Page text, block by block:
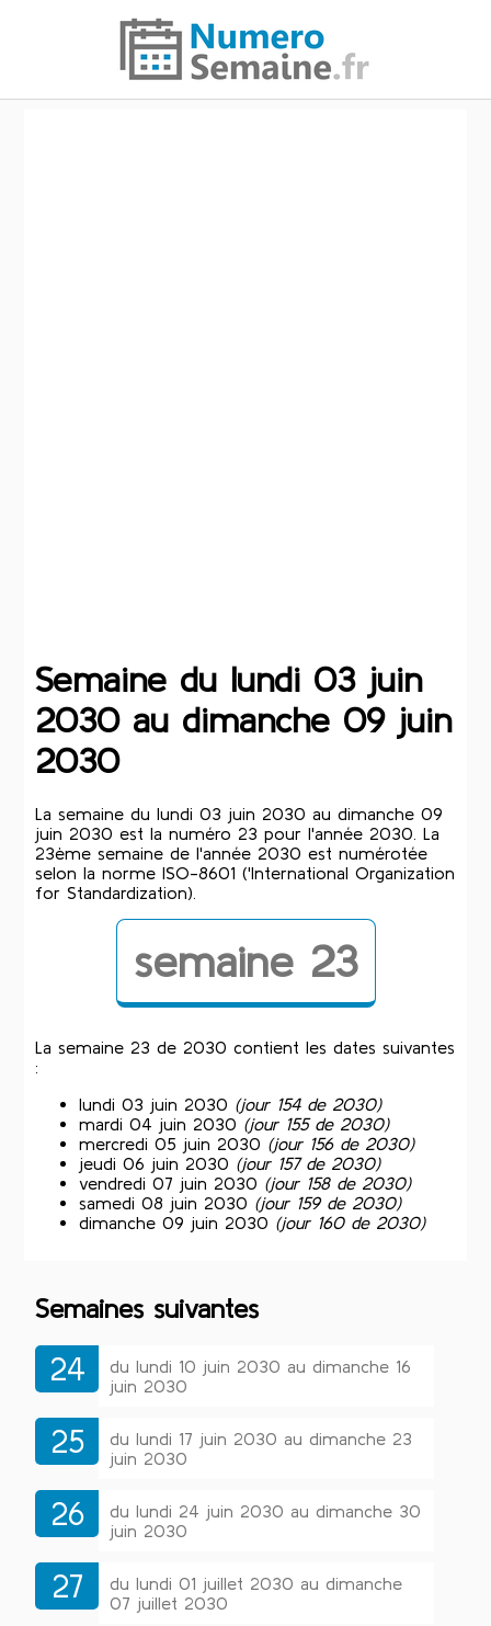
Semaine du lundi 03 juin
2030 au dimanche 09 juin
2030
La semaine du lundi 03 juin 2030 au dimanche 09
juin 2030 est la numéro 23 pour l'année 2030. La
23ème semaine de l'année 2030 est numérotée
selon la norme ISO-8601 ('International Organization
for Standardization).
semaine 23
La semaine 23 de 2030 contient les dates suivantes
:
lundi 03 juin 2030 (jour 154 de 2030)
mardi 04 juin 2030 (jour 155 de 2030)
mercredi 05 juin 2030 (jour 156 de 2030)
jeudi 06 juin 2030 (jour 157 de 2030)
vendredi 07 juin 2030 (jour 158 de 2030)
samedi 08 juin 2030 (jour 159 de 2030)
dimanche 09 juin 2030 (jour 160 de 2030)
Semaines suivantes
24
du lundi 10 juin 2030 au dimanche 16
juin 2030
25
du lundi 17 juin 2030 au dimanche 23
juin 2030
26
du lundi 24 juin 2030 au dimanche 30
juin 2030
27
du lundi 01 juillet 2030 au dimanche
07 juillet 2030